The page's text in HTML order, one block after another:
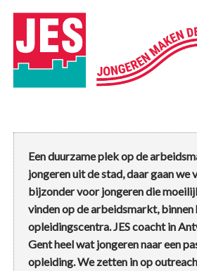
Een duurzame plek op de
jongeren uit de stad, daar gaan we
bijzonder voor jongeren die
vinden op de arbeidsmarkt,
opleidingscentra. JES coacht in
Gent heel wat jongeren naar een
opleiding. We zetten in op